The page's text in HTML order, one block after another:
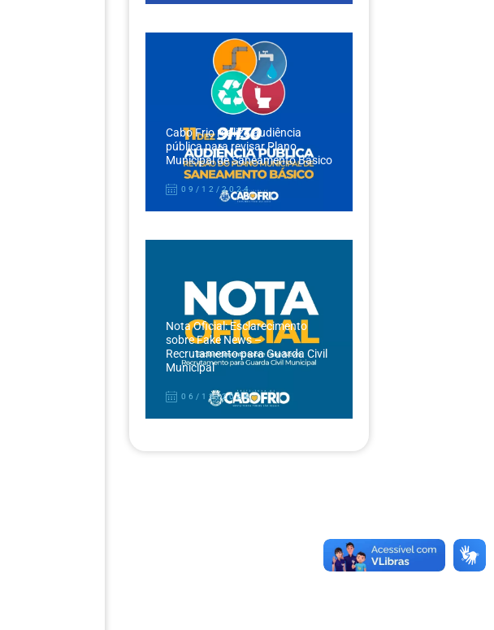
Cabo Frio realiza audiência
pública para revisar Plano
Municipal de Saneamento Básico
09/12/2024
Nota Oficial: Esclarecimento
sobre Fake News –
Recrutamento para Guarda Civil
Municipal
06/12/2024